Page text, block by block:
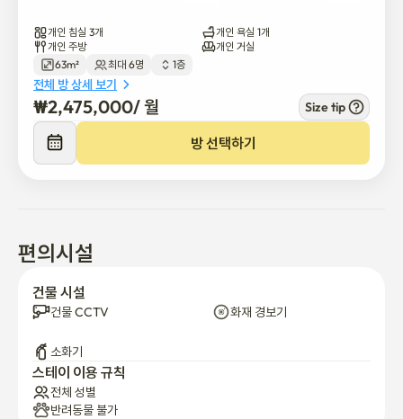
스테이담 정릉은 호텔이 아닌 집처럼 머무는 공간을 지향합니다.
조용한 환경에서 나만의 리듬으로 쉬고 싶은 분들께 잘 어울리는 숙
소입니다.
스테이담 정릉 이용규칙
1. 체크인 / 체크아웃
체크인 및 체크아웃 시간은 사전에 안내된 시간을 기준으로 합니다.
조기 체크인 또는 늦은 체크아웃은 사전 협의가 필요합니다.
2. 야간 정숙
개인 침실 3개
개인 욕실 1개
개인 주방
개인 거실
63m²
최대 6명 1층
전체 방 상세 보기
₩2,475,000/ 월 Size tip
방 선택하기
편의시설
건물 시설
건물 CCTV 화재 경보기
소화기
스테이 이용 규칙
전체 성별
반려동물 불가